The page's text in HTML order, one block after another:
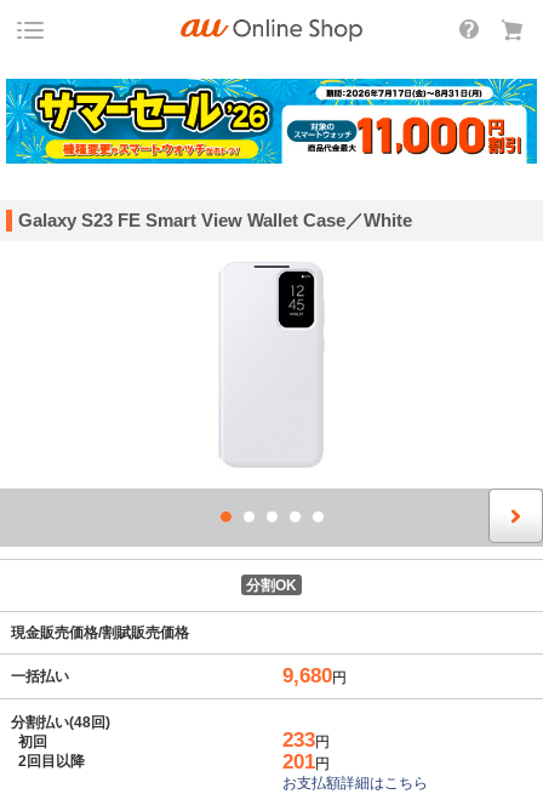
Galaxy S23 FE Smart View Wallet Case／White
分割OK
現金販売価格/割賦販売価格
一括払い 9,680円
分割払い(48回)
初回
2回目以降
233円
201円
お支払額詳細はこちら